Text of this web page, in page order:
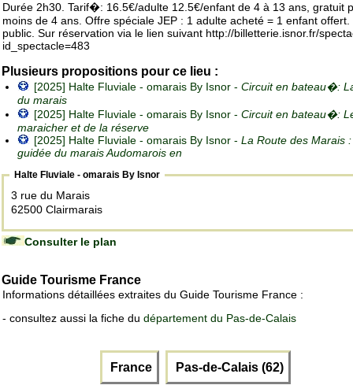
Durée 2h30. Tarif�: 16.5€/adulte 12.5€/enfant de 4 à 13 ans, gratuit
moins de 4 ans. Offre spéciale JEP : 1 adulte acheté = 1 enfant offert.
public. Sur réservation via le lien suivant http://billetterie.isnor.fr/
id_spectacle=483
Plusieurs propositions pour ce lieu :
[2025] Halte Fluviale - omarais By Isnor - Circuit en bateau�:
du marais
[2025] Halte Fluviale - omarais By Isnor - Circuit en bateau�:
maraicher et de la réserve
[2025] Halte Fluviale - omarais By Isnor - La Route des Marais
guidée du marais Audomarois en
Halte Fluviale - omarais By Isnor
3 rue du Marais
62500 Clairmarais
Consulter le plan
Guide Tourisme France
Informations détaillées extraites du Guide Tourisme France :
- consultez aussi la fiche du département du Pas-de-Calais
France Pas-de-Calais (62)